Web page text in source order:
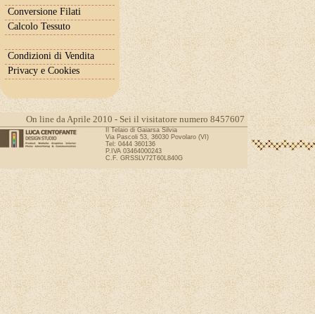
Conversione Filati
Calcolo Tessuto
Condizioni di Vendita
Privacy e Cookies
On line da Aprile 2010 - Sei il visitatore numero 8457607
Il Telaio di Gaiarsa Silvia
Via Pascoli 53, 36030 Povolaro (VI)
Tel: 0444 360136
P.IVA 03464000243
C.F. GRSSLV72T60L840G